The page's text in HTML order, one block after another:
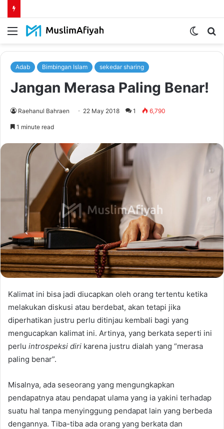
Menu
Switch
Adab Bimbingan Islam sekedar sharing
Jangan Merasa Paling Benar!
Raehanul Bahraen 22 May 2018 1 6,790
1 minute read
Kalimat ini bisa jadi diucapkan oleh orang tertentu ketika
melakukan diskusi atau berdebat, akan tetapi jika
diperhatikan justru perlu ditinjau kembali bagi yang
mengucapkan kalimat ini. Artinya, yang berkata seperti ini
perlu introspeksi diri karena justru dialah yang “merasa
paling benar”.
Misalnya, ada seseorang yang mengungkapkan
pendapatnya atau pendapat ulama yang ia yakini terhadap
suatu hal tanpa menyinggung pendapat lain yang berbeda
dengannya. Tiba-tiba ada orang yang berkata dan